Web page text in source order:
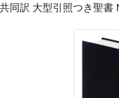
同訳 大型引照つき聖書